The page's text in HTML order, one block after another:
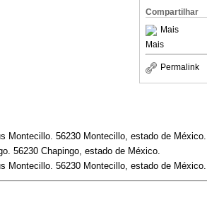
Compartilhar
Mais
Mais
Permalink
Montecillo. 56230 Montecillo, estado de México.
56230 Chapingo, estado de México.
Montecillo. 56230 Montecillo, estado de México.